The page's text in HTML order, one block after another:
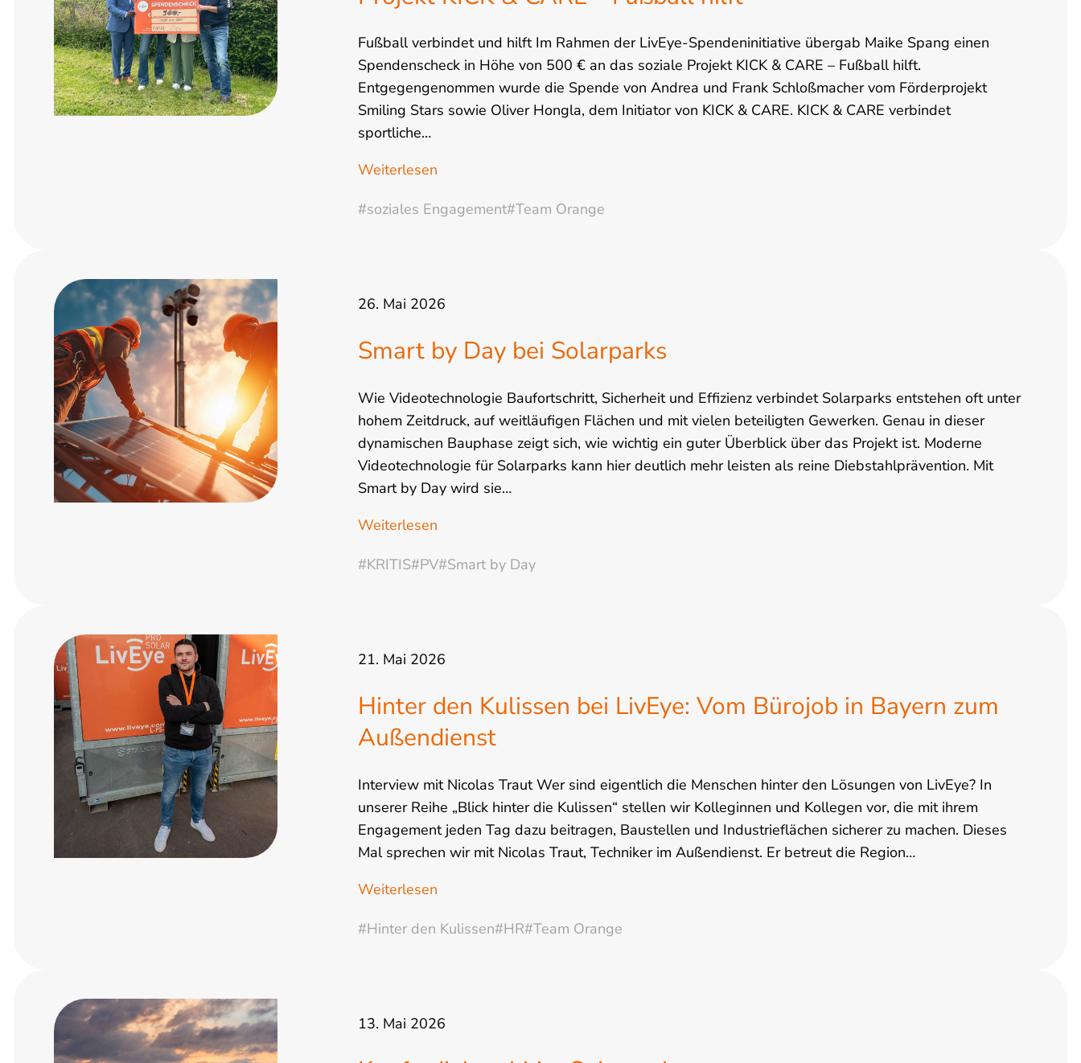
Fußball verbindet und hilft Im Rahmen der LivEye-Spendeninitiative übergab Maike Spang einen
Spendenscheck in Höhe von 500 € an das soziale Projekt KICK & CARE – Fußball hilft.
Entgegengenommen wurde die Spende von Andrea und Frank Schloßmacher vom Förderprojekt
Smiling Stars sowie Oliver Hongla, dem Initiator von KICK & CARE. KICK & CARE verbindet
sportliche…
Weiterlesen
#soziales Engagement#Team Orange
26. Mai 2026
Smart by Day bei Solarparks
Wie Videotechnologie Baufortschritt, Sicherheit und Effizienz verbindet Solarparks entstehen oft unter
hohem Zeitdruck, auf weitläufigen Flächen und mit vielen beteiligten Gewerken. Genau in dieser
dynamischen Bauphase zeigt sich, wie wichtig ein guter Überblick über das Projekt ist. Moderne
Videotechnologie für Solarparks kann hier deutlich mehr leisten als reine Diebstahlprävention. Mit
Smart by Day wird sie…
Weiterlesen
#KRITIS#PV#Smart by Day
21. Mai 2026
Hinter den Kulissen bei LivEye: Vom Bürojob in Bayern zum
Außendienst
Interview mit Nicolas Traut Wer sind eigentlich die Menschen hinter den Lösungen von LivEye? In
unserer Reihe „Blick hinter die Kulissen“ stellen wir Kolleginnen und Kollegen vor, die mit ihrem
Engagement jeden Tag dazu beitragen, Baustellen und Industrieflächen sicherer zu machen. Dieses
Mal sprechen wir mit Nicolas Traut, Techniker im Außendienst. Er betreut die Region…
Weiterlesen
#Hinter den Kulissen#HR#Team Orange
13. Mai 2026